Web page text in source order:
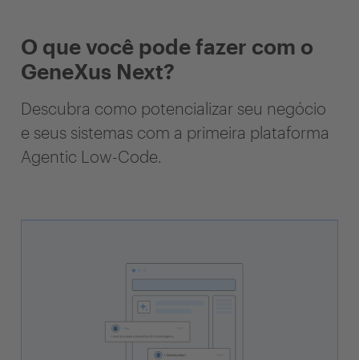
O que você pode fazer com o
GeneXus Next?
Descubra como potencializar seu negócio
e seus sistemas com a primeira plataforma
Agentic Low-Code.